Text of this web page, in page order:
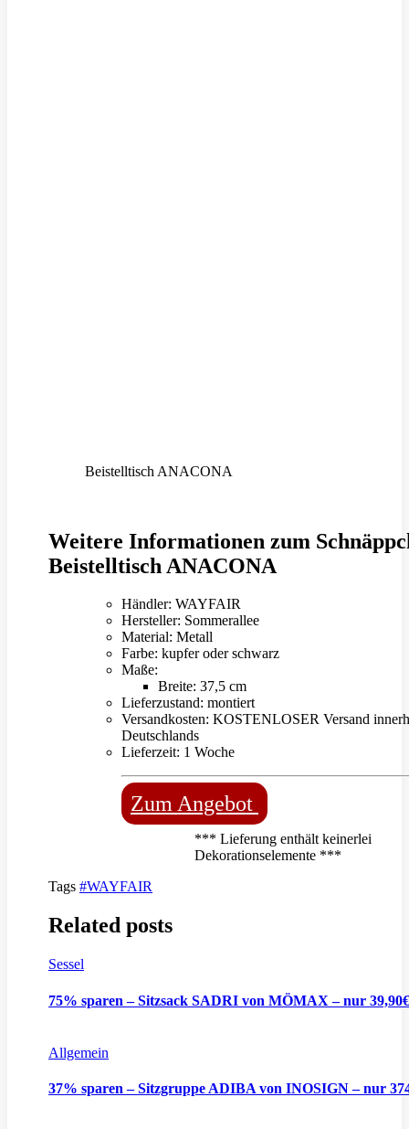
Beistelltisch ANACONA
Weitere Informationen zum
Beistelltisch ANACONA
Händler: WAYFAIR
Hersteller: Sommerallee
Material: Metall
Farbe: kupfer oder schwarz
Maße:
Breite: 37,5 cm
Lieferzustand: montiert
Versandkosten: KOSTENLOSER Versand
Deutschlands
Lieferzeit: 1 Woche
Zum Angebot
*** Lieferung enthält keinerlei
Dekorationselemente ***
Tags #WAYFAIR
Related posts
Sessel
75% sparen – Sitzsack SADRI von MÖMAX – nur
Allgemein
37% sparen – Sitzgruppe ADIBA von INOSIGN – nur